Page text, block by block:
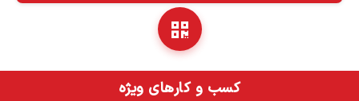
کسب و کارهای ویژه